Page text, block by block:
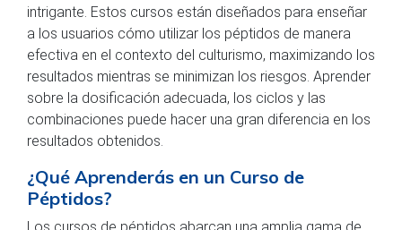
intrigante. Estos cursos están diseñados para enseñar
a los usuarios cómo utilizar los péptidos de manera
efectiva en el contexto del culturismo, maximizando los
resultados mientras se minimizan los riesgos. Aprender
sobre la dosificación adecuada, los ciclos y las
combinaciones puede hacer una gran diferencia en los
resultados obtenidos.
¿Qué Aprenderás en un Curso de
Péptidos?